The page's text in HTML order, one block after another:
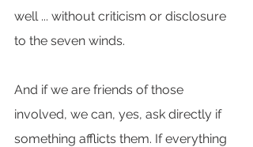
well ... without criticism or disclosure
to the seven winds.
And if we are friends of those
involved, we can, yes, ask directly if
something afflicts them. If everything